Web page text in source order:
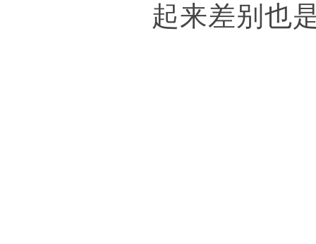
起来差别也